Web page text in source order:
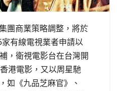
團商業策略調整，將於
有線電視業者申請以
，衛視電影台在台灣開
港電影，又以周星馳
如《九品芝麻官》、